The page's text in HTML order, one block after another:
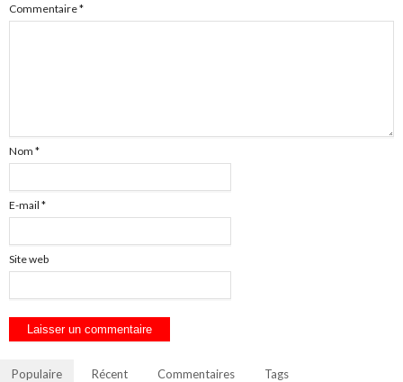
Commentaire*
Nom *
E-mail *
Site web
Populaire Récent Commentaires Tags